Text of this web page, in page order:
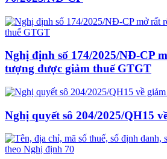
Nghị định số 174/2025/NĐ-CP
tượng được giảm thuế GTGT
Nghị quyết sô 204/2025/QH15